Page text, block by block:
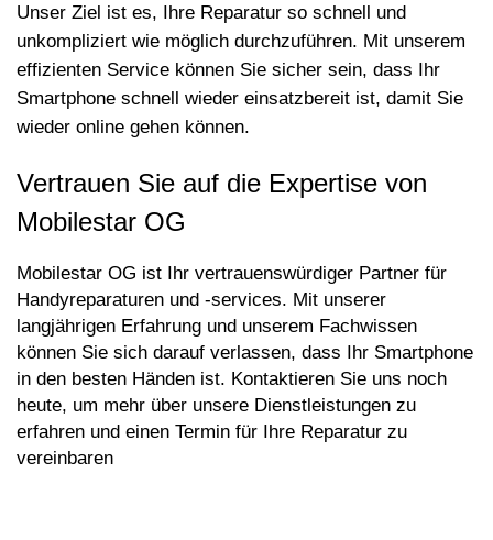
Unser Ziel ist es, Ihre Reparatur so schnell und
unkompliziert wie möglich durchzuführen. Mit unserem
effizienten Service können Sie sicher sein, dass Ihr
Smartphone schnell wieder einsatzbereit ist, damit Sie
wieder online gehen können.
Vertrauen Sie auf die Expertise von
Mobilestar OG
Mobilestar OG ist Ihr vertrauenswürdiger Partner für
Handyreparaturen und -services. Mit unserer
langjährigen Erfahrung und unserem Fachwissen
können Sie sich darauf verlassen, dass Ihr Smartphone
in den besten Händen ist. Kontaktieren Sie uns noch
heute, um mehr über unsere Dienstleistungen zu
erfahren und einen Termin für Ihre Reparatur zu
vereinbaren